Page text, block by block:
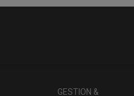
GESTION &